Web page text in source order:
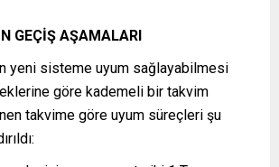
GEÇİŞ AŞAMALARI
yeni sisteme uyum sağlayabilmesi
göre kademeli bir takvim
takvime göre uyum süreçleri şu